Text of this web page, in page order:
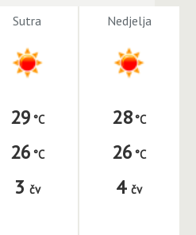
Sutra
29
26
3 čv
Nedjelja
28
26
4 čv